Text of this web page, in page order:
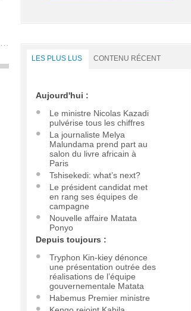
LES PLUS LUS CONTENU RÉCENT
Aujourd'hui :
Le ministre Nicolas Kazadi
pulvérise tous les chiffres
La journaliste Melya
Malundama prend part au
salon du livre africain à
Paris
Tshisekedi: what’s next?
Le président candidat met
en rang ses équipes de
campagne
Nouvelle affaire Matata
Ponyo
Depuis toujours :
Tryphon Kin-kiey dénonce
une présentation outrée des
réalisations de l’équipe
gouvernementale Matata
Habemus Premier ministre